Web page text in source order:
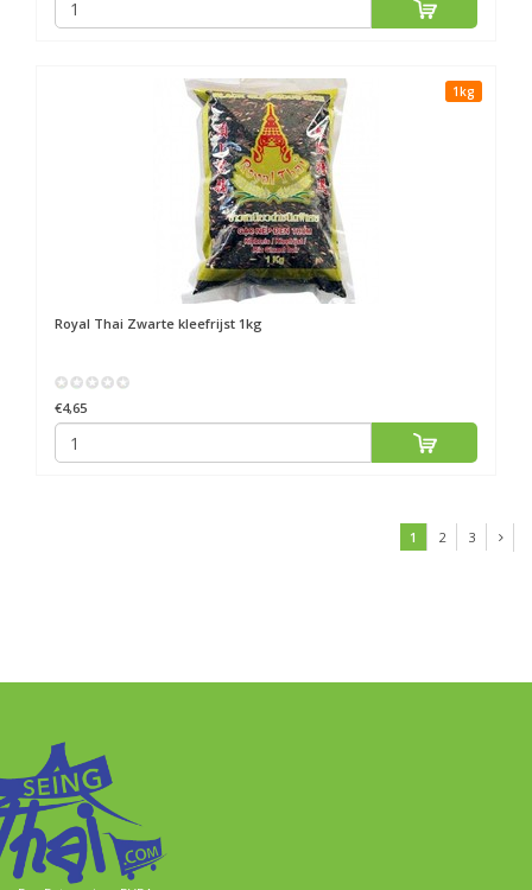
1kg
Royal Thai Zwarte kleefrijst 1kg
€4,65
1 2 3